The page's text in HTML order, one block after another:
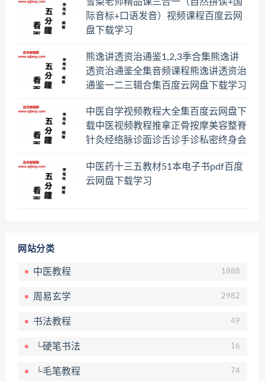
际音标+口语发音）视频课程百度云网
盘下载学习
熊逸讲透资治通鉴1,2,3季合集熊逸讲
透资治通鉴全集音频课程熊逸讲透资治
通鉴一二三辑合集百度云网盘下载学习
中医自学视频教程大全集百度云网盘下
载中医视频教程推拿正骨按摩美容整脊
针灸经络脉诊面诊舌诊手诊私密终身会
中医药十三五教材51本电子书pdf百度
云网盘下载学习
网站分类
中医教程 1888
周易玄学 2982
书法教程 49
└硬笔书法 16
└毛笔教程 74